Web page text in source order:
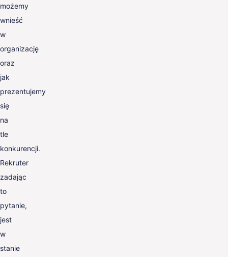
możemy
wnieść
w
organizację
oraz
jak
prezentujemy
się
na
tle
konkurencji.
Rekruter
zadając
to
pytanie,
jest
w
stanie